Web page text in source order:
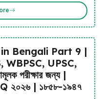
Bengali Part 9 |
WBPSC, UPSC,
পরীক্ষার জন্য |
২০২৬ | ১৮৫৮-১৯৪৭